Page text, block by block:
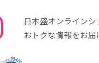
日本盛オンライン
おトクな情報をお